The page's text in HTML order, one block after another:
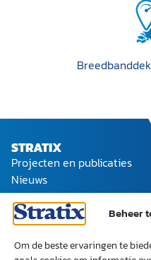
Beheer
Om de beste ervaringen te
STRATIX
Projecten en publicaties
Nieuws
Ons team
Werken bij Stratix
SOCIAL
LinkedIn